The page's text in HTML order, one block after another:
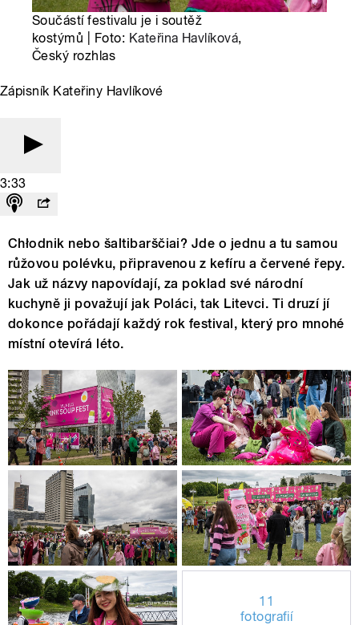
Součástí festivalu je i soutěž
kostýmů | Foto: Kateřina Havlíková,
Český rozhlas
Zápisník Kateřiny Havlíkové
3:33
Chłodnik nebo šaltibarščiai? Jde o jednu a tu samou
růžovou polévku, připravenou z kefíru a červené řepy.
Jak už názvy napovídají, za poklad své národní
kuchyně ji považují jak Poláci, tak Litevci. Ti druzí jí
dokonce pořádají každý rok festival, který pro mnohé
místní otevírá léto.
11
fotografií